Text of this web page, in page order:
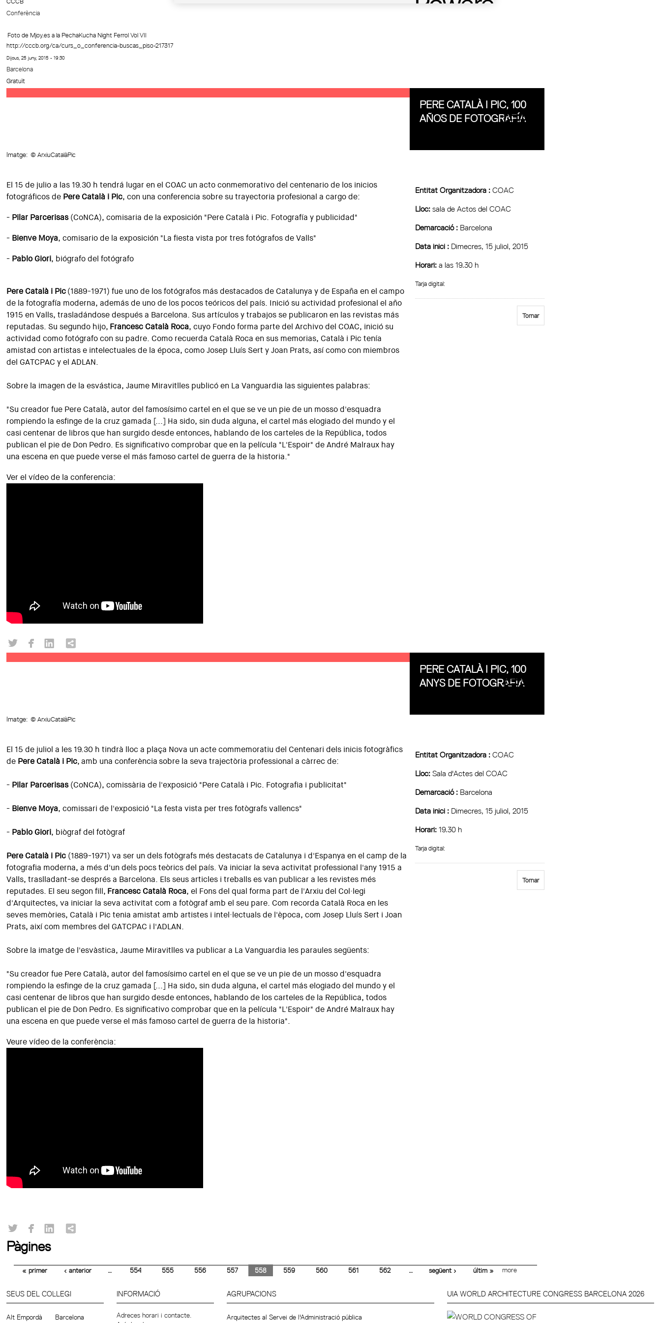
Conferència
Foto de Mjoy.es a la PechaKucha Night Ferrol Vol VII
http://cccb.org/ca/curs_o_conferencia-buscas_piso-217317
Dijous, 25 juny, 2015 - 19:30
Barcelona
Gratuït
PERE CATALÀ I PIC, 100
AÑOS DE FOTOGRAFÍA
Imatge: © ArxiuCatalàPic
Entitat Organitzadora :COAC
Lloc:sala de Actos del COAC
Demarcació : Barcelona
Data inici : Dimecres, 15 juliol, 2015
Horari:a las 19.30 h
Tarja digital:
Tornar
El 15 de julio a las 19.30 h tendrá lugar en el COAC un acto conmemorativo del centenario de los inicios
fotográficos de Pere Català i Pic, con una conferencia sobre su trayectoria profesional a cargo de:
- Pilar Parcerisas(CoNCA), comisaria de la exposición "Pere Català i Pic. Fotografía y publicidad"
- Bienve Moya, comisario de la exposición "La fiesta vista por tres fotógrafos de Valls"
- Pablo Giori, biógrafo del fotógrafo
Pere Català i Pic(1889-1971) fue uno de los fotógrafos más destacados de Catalunya y de España en el campo
de la fotografía moderna, además de uno de los pocos teóricos del país. Inició su actividad profesional el año
1915 en Valls, trasladándose después a Barcelona. Sus artículos y trabajos se publicaron en las revistas más
reputadas. Su segundo hijo, Francesc Català Roca, cuyo Fondo forma parte del Archivo del COAC, inició su
actividad como fotógrafo con su padre. Como recuerda Català Roca en sus memorias, Català i Pic tenía
amistad con artistas e intelectuales de la época, como Josep Lluís Sert y Joan Prats, así como con miembros
del GATCPAC y el ADLAN.
Sobre la imagen de la esvástica, Jaume Miravitlles publicó en La Vanguardia las siguientes palabras:
"Su creador fue Pere Català, autor del famosísimo cartel en el que se ve un pie de un mosso d'esquadra
rompiendo la esfinge de la cruz gamada [...] Ha sido, sin duda alguna, el cartel más elogiado del mundo y el
casi centenar de libros que han surgido desde entonces, hablando de los carteles de la República, todos
publican el pie de Don Pedro. Es significativo comprobar que en la película "L'Espoir" de André Malraux hay
una escena en que puede verse el más famoso cartel de guerra de la historia."
Ver el vídeo de la conferencia:
PERE CATALÀ I PIC, 100
ANYS DE FOTOGRAFIA
Imatge: © ArxiuCatalàPic
Entitat Organitzadora :COAC
Lloc:Sala d'Actes del COAC
Demarcació : Barcelona
Data inici : Dimecres, 15 juliol, 2015
Horari:19.30 h
Tarja digital:
Tornar
El 15 de juliol a les 19.30 h tindrà lloc a plaça Nova un acte commemoratiu del Centenari dels inicis fotogràfics
de Pere Català i Pic, amb una conferència sobre la seva trajectòria professional a càrrec de:
- Pilar Parcerisas(CoNCA), comissària de l'exposició "Pere Català i Pic. Fotografia i publicitat"
- Bienve Moya, comissari de l'exposició "La festa vista per tres fotògrafs vallencs"
- Pablo Giori, biògraf del fotògraf
Pere Català i Pic (1889-1971) va ser un dels fotògrafs més destacats de Catalunya i d'Espanya en el camp de la
fotografia moderna, a més d'un dels pocs teòrics del país. Va iniciar la seva activitat professional l'any 1915 a
Valls, traslladant-se després a Barcelona. Els seus articles i treballs es van publicar a les revistes més
reputades. El seu segon fill, Francesc Català Roca, el Fons del qual forma part de l'Arxiu del Col·legi
d'Arquitectes, va iniciar la seva activitat com a fotògraf amb el seu pare. Com recorda Català Roca en les
seves memòries, Català i Pic tenia amistat amb artistes i intel·lectuals de l'època, com Josep Lluís Sert i Joan
Prats, així com membres del GATCPAC i l'ADLAN.
Sobre la imatge de l'esvàstica, Jaume Miravitlles va publicar a La Vanguardia les paraules següents:
"Su creador fue Pere Català, autor del famosísimo cartel en el que se ve un pie de un mosso d'esquadra
rompiendo la esfinge de la cruz gamada [...] Ha sido, sin duda alguna, el cartel más elogiado del mundo y el
casi centenar de libros que han surgido desde entonces, hablando de los carteles de la República, todos
publican el pie de Don Pedro. Es significativo comprobar que en la película "L'Espoir" de André Malraux hay
una escena en que puede verse el más famoso cartel de guerra de la historia".
Veure vídeo de la conferència:
Pàgines
« primer ‹ anterior … 554 555 556 557 558 559 560 561 562 … següent › últim » more
SEUS DEL COL·LEGI
Alt Empordà Barcelona
INFORMACIÓ
Adreces horari i contacte.
AGRUPACIONS
Arquitectes al Servei de l'Administració pública
UIA WORLD ARCHITECTURE CONGRESS BARCELONA 2026